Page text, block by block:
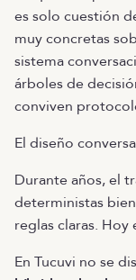
es solo cuestión
muy concretas
sistema
árboles de
conviven
El diseño
Durante años, el
deterministas
reglas claras. Hoy
En Tucuvi no se